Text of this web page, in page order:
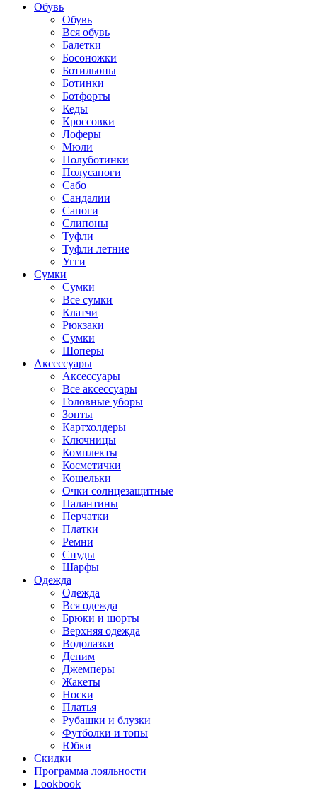
Обувь
Обувь
Вся обувь
Балетки
Босоножки
Ботильоны
Ботинки
Ботфорты
Кеды
Кроссовки
Лоферы
Мюли
Полуботинки
Полусапоги
Сабо
Сандалии
Сапоги
Слипоны
Туфли
Туфли летние
Угги
Сумки
Сумки
Все сумки
Клатчи
Рюкзаки
Сумки
Шоперы
Аксессуары
Аксессуары
Все аксессуары
Головные уборы
Зонты
Картхолдеры
Ключницы
Комплекты
Косметички
Кошельки
Очки солнцезащитные
Палантины
Перчатки
Платки
Ремни
Снуды
Шарфы
Одежда
Одежда
Вся одежда
Брюки и шорты
Верхняя одежда
Водолазки
Деним
Джемперы
Жакеты
Носки
Платья
Рубашки и блузки
Футболки и топы
Юбки
Скидки
Программа лояльности
Lookbook